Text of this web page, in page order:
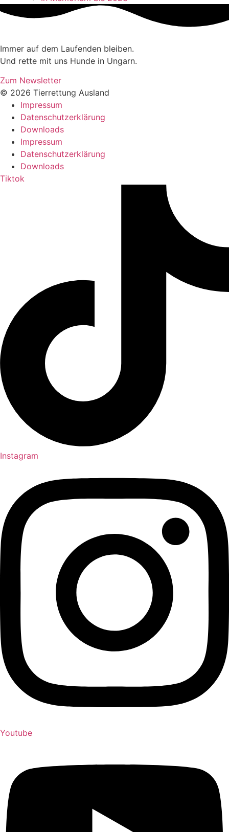
Immer auf dem Laufenden bleiben.
Und rette mit uns Hunde in Ungarn.
Zum Newsletter
© 2026 Tierrettung Ausland
Impressum
Datenschutzerklärung
Downloads
Impressum
Datenschutzerklärung
Downloads
Tiktok
Instagram
Youtube